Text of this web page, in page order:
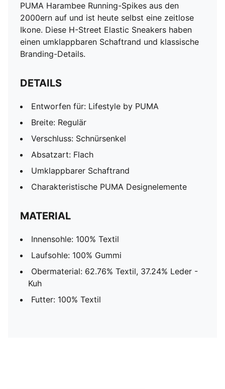
PUMA Harambee Running-Spikes aus den
2000ern auf und ist heute selbst eine zeitlose
Ikone. Diese H-Street Elastic Sneakers haben
einen umklappbaren Schaftrand und klassische
Branding-Details.
DETAILS
Entworfen für: Lifestyle by PUMA
Breite: Regulär
Verschluss: Schnürsenkel
Absatzart: Flach
Umklappbarer Schaftrand
Charakteristische PUMA Designelemente
MATERIAL
Innensohle: 100% Textil
Laufsohle: 100% Gummi
Obermaterial: 62.76% Textil, 37.24% Leder -
Kuh
Futter: 100% Textil